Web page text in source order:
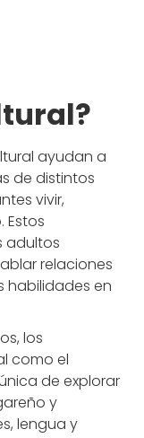
ayudan a
de distintos
vivir,
Estos
adultos
relaciones
habilidades en
los
como el
de explorar
y
lengua y